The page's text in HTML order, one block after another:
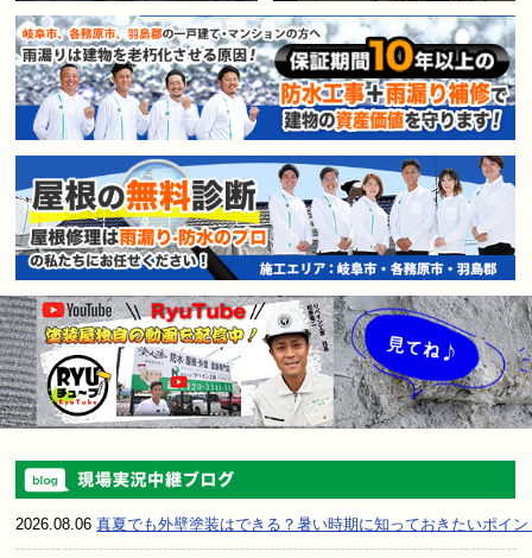
賃貸マンション・アパートオー
2026.08.06真夏でも外壁塗装はできる？暑い時期に知っておきたいポイン